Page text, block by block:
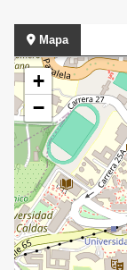
Mapa
+
−